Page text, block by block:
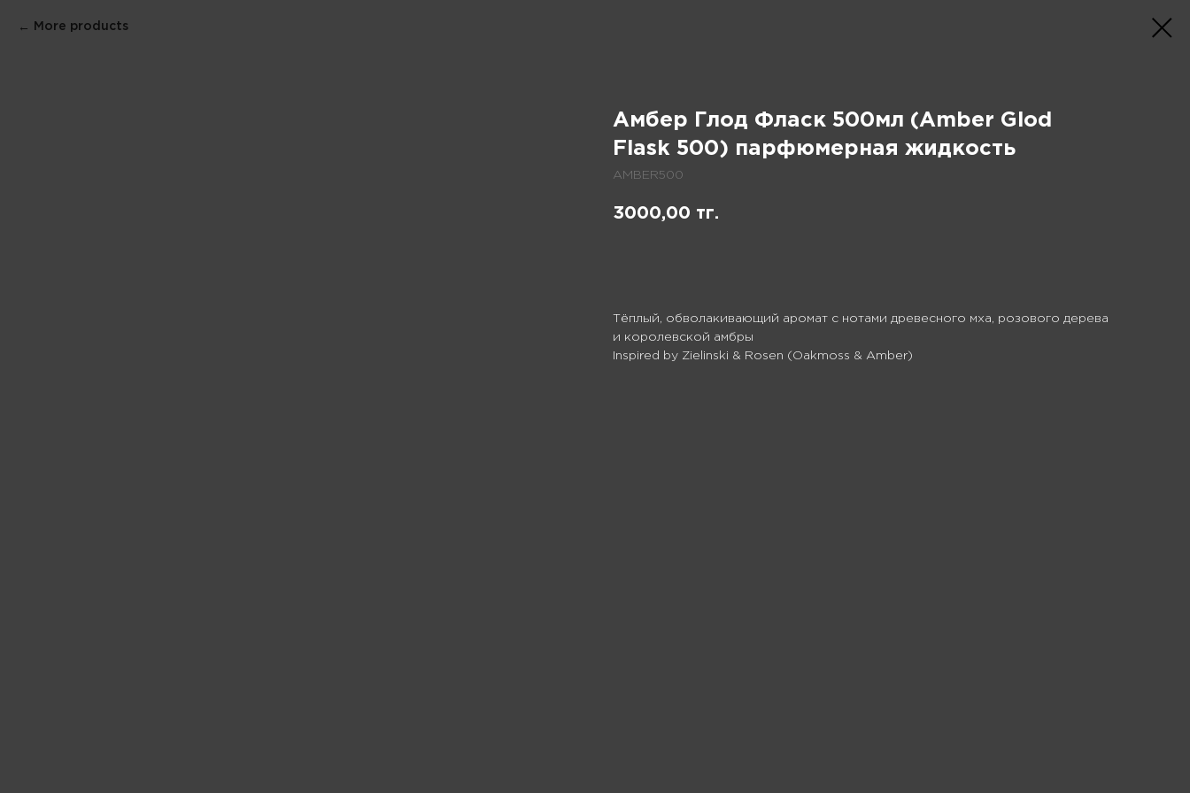
More products
Амбер Глод Фласк 500мл (Amber Glod
Flask 500) парфюмерная жидкость
AMBER500
3000,00 тг.
Тёплый, обволакивающий аромат с нотами древесного мха, розового дерева
и королевской амбры
Inspired by Zielinski & Rosen (Oakmoss & Amber)